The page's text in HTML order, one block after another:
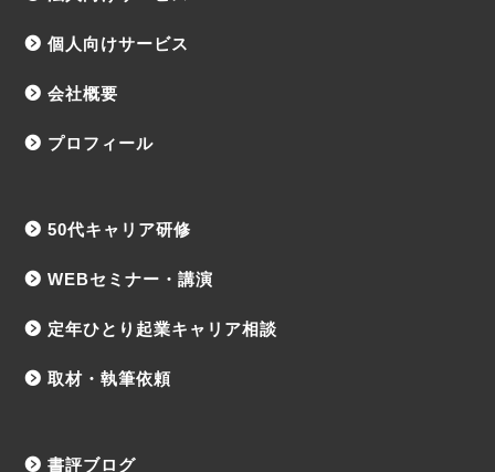
個人向けサービス
会社概要
プロフィール
50代キャリア研修
WEBセミナー・講演
定年ひとり起業キャリア相談
取材・執筆依頼
書評ブログ